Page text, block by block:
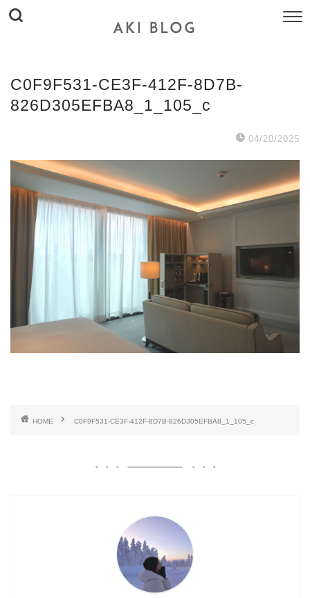
C0F9F531-CE3F-412F-8D7B-
826D305EFBA8_1_105_c
04/20/2025
HOME C0F9F531-CE3F-412F-8D7B-826D305EFBA8_1_105_c